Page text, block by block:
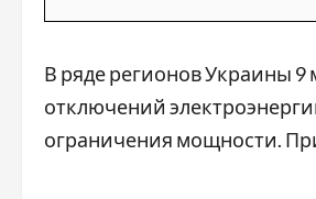
В ряде регионов Украины 9
отключений
ограничения мощности.